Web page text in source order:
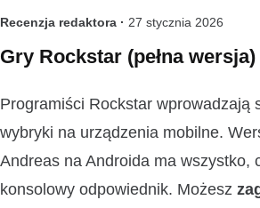
Recenzja redaktora · 27 stycznia 2026
Gry Rockstar (pełna wersja)
Programiści Rockstar wprowadzają
wybryki na urządzenia mobilne.
Andreas na Androida ma wszystko,
konsolowy odpowiednik. Możesz